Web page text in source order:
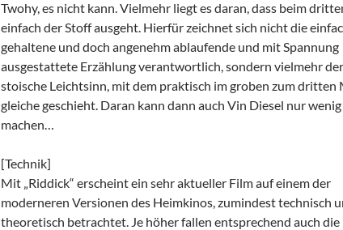
Twohy, es nicht kann. Vielmehr liegt es daran, dass beim
einfach der Stoff ausgeht. Hierfür zeichnet sich nicht die
gehaltene und doch angenehm ablaufende und mit Spannung
ausgestattete Erzählung verantwortlich, sondern vielmehr der
stoische Leichtsinn, mit dem praktisch im groben zum dritten
gleiche geschieht. Daran kann dann auch Vin Diesel nur wenig
machen…
[Technik]
Mit „Riddick“ erscheint ein sehr aktueller Film auf einem der
moderneren Versionen des Heimkinos, zumindest technisch
theoretisch betrachtet. Je höher fallen entsprechend auch die